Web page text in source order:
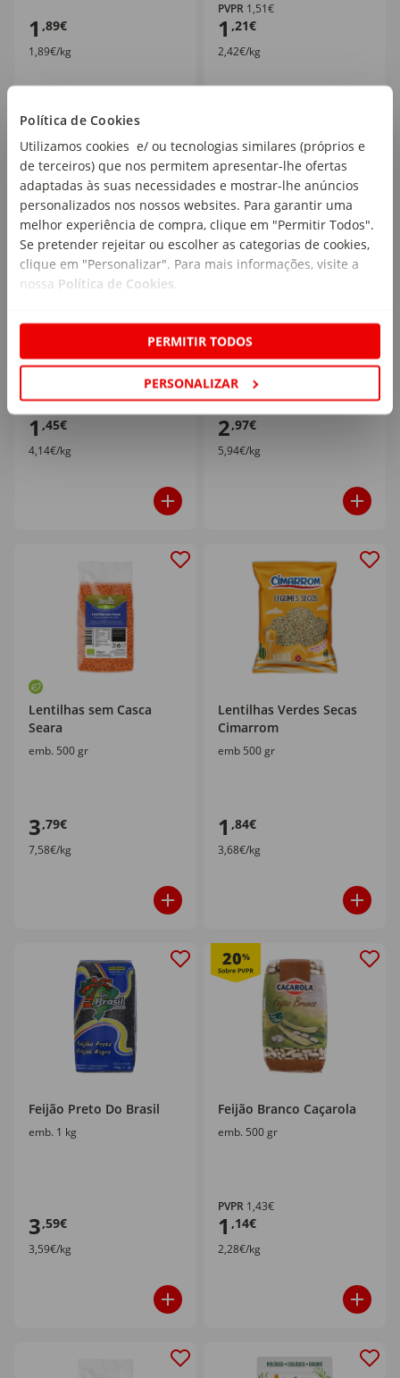
Política de Cookies
Utilizamos cookies e/ ou tecnologias similares (próprios e
de terceiros) que nos permitem apresentar-lhe ofertas
adaptadas às suas necessidades e mostrar-lhe anúncios
personalizados nos nossos websites. Para garantir uma
melhor experiência de compra, clique em "Permitir Todos".
Se pretender rejeitar ou escolher as categorias de cookies,
clique em "Personalizar". Para mais informações, visite a
nossa Política de Cookies
PERMITIR TODOS
PERSONALIZAR
1 ,89€
1,89€/kg
PVPR 1,51€
1 ,21€
2,42€/kg
Cimarrom
1 ,45€
4,14€/kg
emb. 500 gr
2,97€
5,94€/kg
Lentilhas sem Casca
Seara
emb. 500 gr
3,79€
7,58€/kg
Lentilhas Verdes Secas
Cimarrom
emb 500 gr
1 ,84€
3,68€/kg
Feijão Preto Do Brasil
emb. 1 kg
3,59€
3,59€/kg
20%
Feijão Branco Caçarola
emb. 500 gr
PVPR 1,43€
1 ,14€
2,28€/kg